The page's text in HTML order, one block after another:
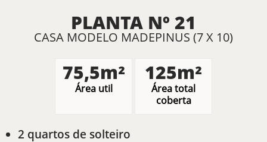
PLANTA Nº 21
CASA MODELO MADEPINUS (7 X 10)
75,5m²
Área util
125m²
Área total
coberta
2 quartos de solteiro